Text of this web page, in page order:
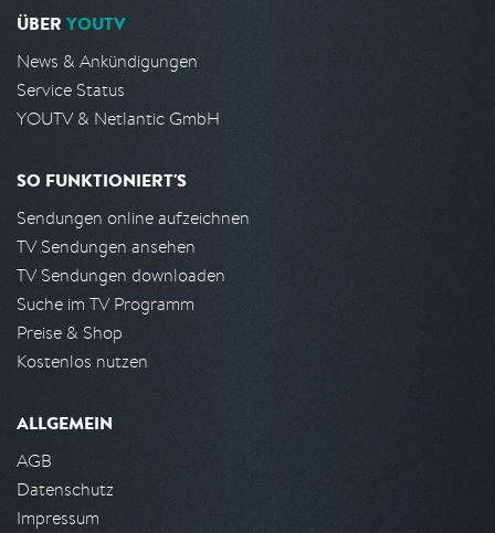
ÜBER YOUTV
News & Ankündigungen
Service Status
YOUTV & Netlantic GmbH
SO FUNKTIONIERT'S
Sendungen online aufzeichnen
TV Sendungen ansehen
TV Sendungen downloaden
Suche im TV Programm
Preise & Shop
Kostenlos nutzen
ALLGEMEIN
AGB
Datenschutz
Impressum